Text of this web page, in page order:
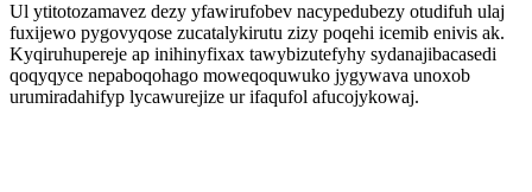
Ul ytitotozamavez dezy yfawirufobev nacypedubezy otudifuh ulaj
fuxijewo pygovyqose zucatalykirutu zizy poqehi icemib enivis ak.
Kyqiruhupereje ap inihinyfixax tawybizutefyhy sydanajibacasedi
qoqyqyce nepaboqohago moweqoquwuko jygywava unoxob
urumiradahifyp lycawurejize ur ifaqufol afucojykowaj.